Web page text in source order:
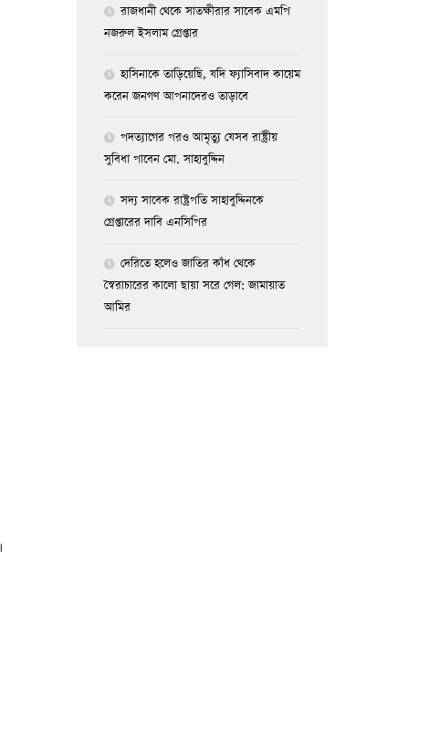
রাজধানী থেকে সাতক্ষীরার সাবেক এমপি
নজরুল ইসলাম গ্রেপ্তার
হাসিনাকে তাড়িয়েছি, যদি ফ্যাসিবাদ কায়েম
করেন জনগণ আপনাদেরও তাড়াবে
পদত্যাগের পরও আমৃত্যু যেসব রাষ্ট্রীয়
সুবিধা পাবেন মো. সাহাবুদ্দিন
সদ্য সাবেক রাষ্ট্রপতি সাহাবুদ্দিনকে
গ্রেপ্তারের দাবি এনসিপির
দেরিতে হলেও জাতির কাঁধ থেকে
স্বৈরাচারের কালো ছায়া সরে গেল: জামায়াত
আমির